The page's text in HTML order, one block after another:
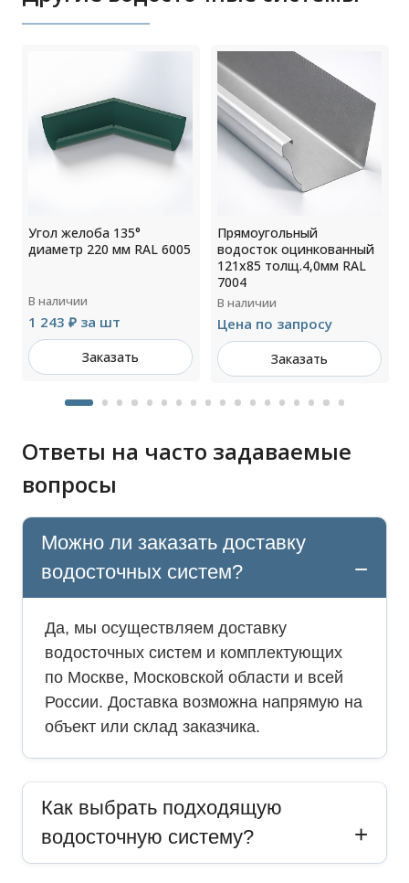
Угол желоба 135°
диаметр 220 мм RAL 6005
В наличии
1 243 ₽ за шт
Заказать
Прямоугольный
водосток оцинкованный
121х85 толщ.4,0мм RAL
7004
В наличии
Цена по запросу
Заказать
Ответы на часто задаваемые
вопросы
Можно ли заказать доставку
водосточных систем?
Да, мы осуществляем доставку
водосточных систем и комплектующих
по Москве, Московской области и всей
России. Доставка возможна напрямую на
объект или склад заказчика.
Как выбрать подходящую
водосточную систему?